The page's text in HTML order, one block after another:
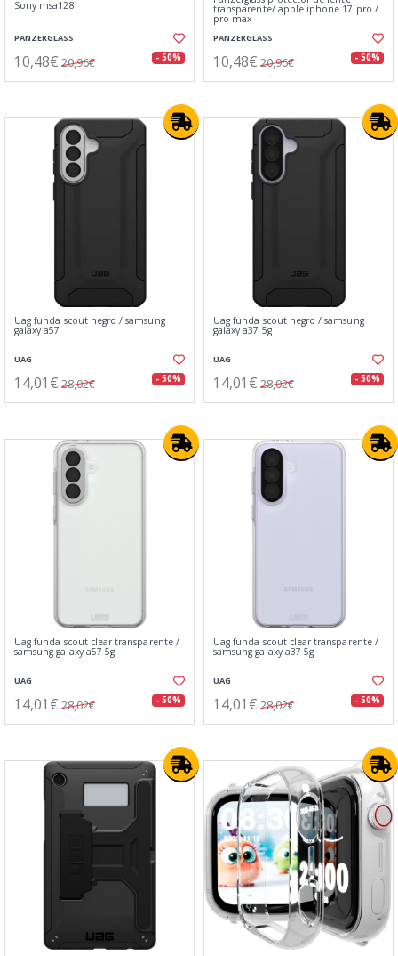
Sony msa128
PANZERGLASS
10,48€ 20,96€ - 50%
transparente/ apple iphone 17 pro /
pro max
PANZERGLASS
10,48€ 20,96€ - 50%
Uag funda scout negro / samsung
galaxy a57
UAG
14,01€ 28,02€ - 50%
Uag funda scout negro / samsung
galaxy a37 5g
UAG
14,01€ 28,02€ - 50%
Uag funda scout clear transparente /
samsung galaxy a57 5g
UAG
14,01€ 28,02€ - 50%
Uag funda scout clear transparente /
samsung galaxy a37 5g
UAG
14,01€ 28,02€ - 50%